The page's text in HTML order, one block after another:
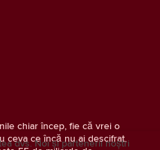
chiar încep, fie că vrei o
ceva ce încă nu ai descifrat.
dvs. Noi și partenerii noștri